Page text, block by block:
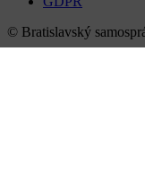
© Bratislavský